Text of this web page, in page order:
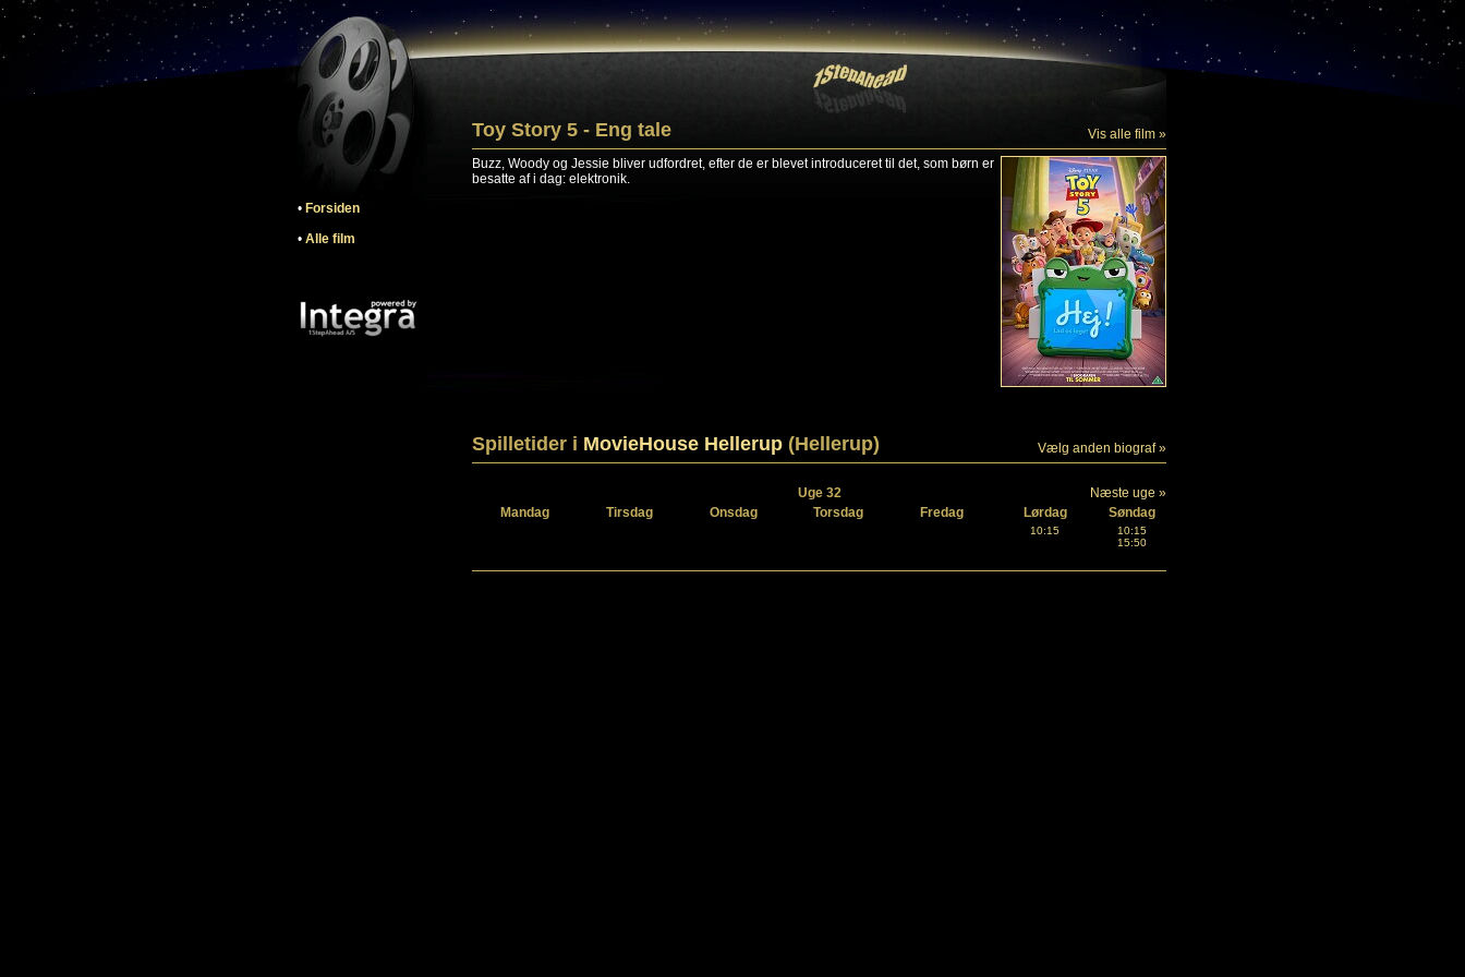
• Forsiden
• Alle film
Toy Story 5 - Eng tale
Vis alle film »
Buzz, Woody og Jessie bliver udfordret, efter de er blevet introduceret til det, som børn er
besatte af i dag: elektronik.
Spilletider i MovieHouse Hellerup (Hellerup) Vælg anden biograf »
Uge 32
Næste uge »
Mandag
Tirsdag Onsdag Torsdag Fredag Lørdag Søndag
10:15
10:15
15:50